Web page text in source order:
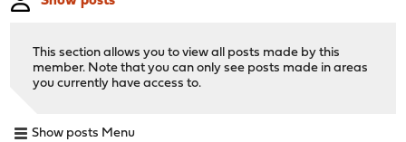
This section allows you to view all posts made by this
member. Note that you can only see posts made in areas
you currently have access to.
Show posts Menu